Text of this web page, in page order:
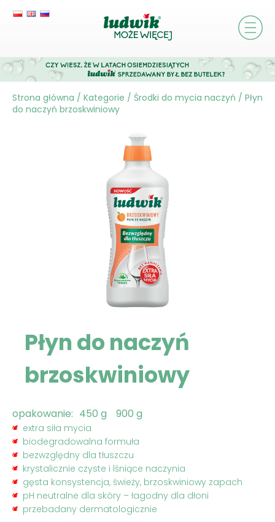
Strona główna / Kategorie / Środki do mycia naczyń / Płyn
do naczyń brzoskwiniowy
Płyn do naczyń
brzoskwiniowy
opakowanie: 450 g 900 g
extra siła mycia
biodegradowalna formuła
bezwzględny dla tłuszczu
krystalicznie czyste i lśniące naczynia
gęsta konsystencja, świeży, brzoskwiniowy zapach
pH neutralne dla skóry – łagodny dla dłoni
przebadany dermatologicznie